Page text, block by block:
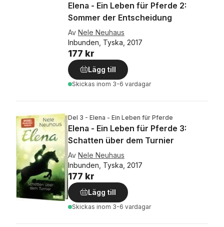
Elena - Ein Leben für Pferde 2:
Sommer der Entscheidung
Av Nele Neuhaus
Inbunden, Tyska, 2017
177 kr
Lägg till
Skickas inom 3-6 vardagar
Del 3 - Elena - Ein Leben für Pferde
Elena - Ein Leben für Pferde 3:
Schatten über dem Turnier
Av Nele Neuhaus
Inbunden, Tyska, 2017
177 kr
Lägg till
Skickas inom 3-6 vardagar